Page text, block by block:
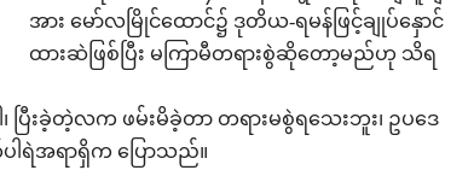
အား မော်လမြိုင်ထောင်၌ ဒုတိယ-ရမန်ဖြင့်ချုပ်နှောင်
ထားဆဲဖြစ်ပြီး မကြာမီတရားစွဲဆိုတော့မည်ဟု သိရ
းခဲ့တဲ့လက ဖမ်းမိခဲ့တာ တရားမစွဲရသေးဘူး၊ ဥပဒေ
ရဲအရာရှိက ပြောသည်။